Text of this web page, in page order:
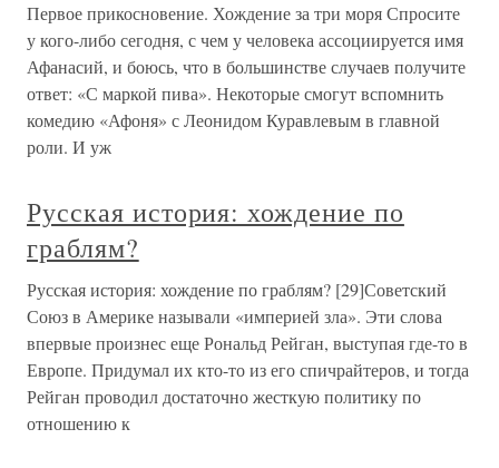
Первое прикосновение. Хождение за три моря Спросите
у кого-либо сегодня, с чем у человека ассоциируется имя
Афанасий, и боюсь, что в большинстве случаев получите
ответ: «С маркой пива». Некоторые смогут вспомнить
комедию «Афоня» с Леонидом Куравлевым в главной
роли. И уж
Русская история: хождение по
граблям?
Русская история: хождение по граблям? [29]Советский
Союз в Америке называли «империей зла». Эти слова
впервые произнес еще Рональд Рейган, выступая где-то в
Европе. Придумал их кто-то из его спичрайтеров, и тогда
Рейган проводил достаточно жесткую политику по
отношению к